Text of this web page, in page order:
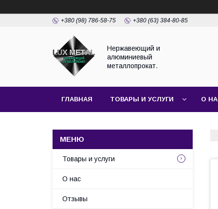
+380 (98) 786-58-75 +380 (63) 384-80-85
Нержавеющий и
алюминиевый
металлопрокат.
ГЛАВНАЯ ТОВАРЫ И УСЛУГИ О
Товары и услуги
О нас
Отзывы